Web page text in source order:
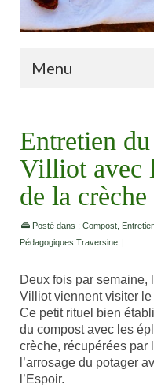
Menu
Entretien
Villiot avec
de la crèche
Posté dans : Compost
Pédagogiques Traversine |
Deux fois par semaine,
Villiot viennent visiter
Ce petit rituel bien
du compost avec les
crèche, récupérées par
l’arrosage du potager
l’Espoir.